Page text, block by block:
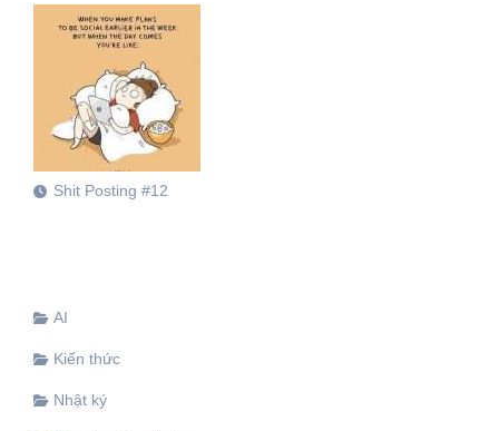
Shit Posting #12
AI
Kiến thức
Nhật ký